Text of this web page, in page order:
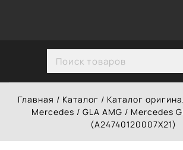
Главная / Каталог / Каталог
Mercedes / GLA AMG / Mercedes
(A24740120007X21)